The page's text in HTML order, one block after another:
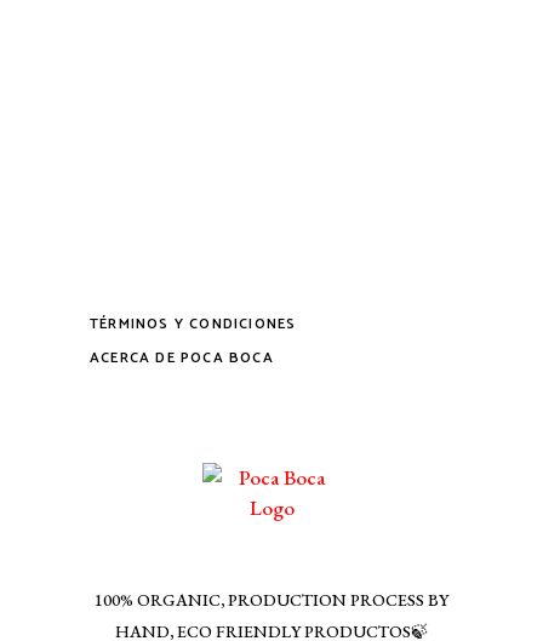
TÉRMINOS Y CONDICIONES
ACERCA DE POCA BOCA
100% ORGANIC, PRODUCTION PROCESS BY
HAND, ECO FRIENDLY PRODUCTOS🍃